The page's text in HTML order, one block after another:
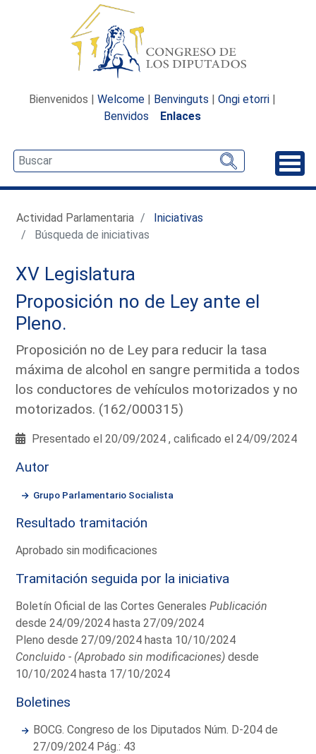
Bienvenidos | Welcome | Benvinguts | Ongi etorri |
Benvidos
Enlaces
Actividad Parlamentaria
Iniciativas
Búsqueda de iniciativas
XV Legislatura
Proposición no de Ley ante el
Pleno.
Proposición no de Ley para reducir la tasa
máxima de alcohol en sangre permitida a todos
los conductores de vehículos motorizados y no
motorizados. (162/000315)
Presentado el 20/09/2024 , calificado el 24/09/2024
Autor
Grupo Parlamentario Socialista
Resultado tramitación
Aprobado sin modificaciones
Tramitación seguida por la iniciativa
Boletín Oficial de las Cortes GeneralesPublicación
desde 24/09/2024 hasta 27/09/2024
Pleno desde 27/09/2024 hasta 10/10/2024
Concluido - (Aprobado sin modificaciones) desde
10/10/2024 hasta 17/10/2024
Boletines
BOCG. Congreso de los Diputados Núm. D-204 de
27/09/2024 Pág.: 43